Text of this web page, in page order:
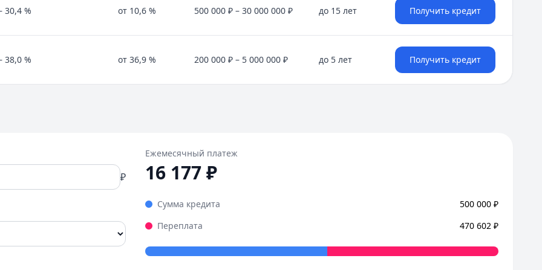
30,4 % от 10,6 % 500 000 ₽ – 30 000 000 ₽ до 15 лет Получить кредит
38,0 % от 36,9 % 200 000 ₽ – 5 000 000 ₽ до 5 лет Получить кредит
₽
Ежемесячный платеж
16 177₽
Сумма кредита 500 000 ₽
Переплата
470 602 ₽